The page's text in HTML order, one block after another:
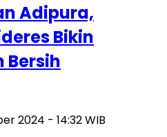
Adipura,
Bikin
Bersih
2024 - 14:32 WIB